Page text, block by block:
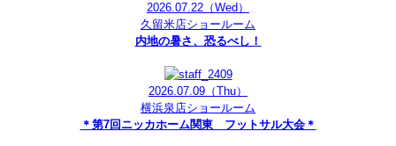
2026.07.22 （Wed）
久留米店ショールーム
内地の暑さ、恐るべし！
2026.07.09 （Thu）
横浜泉店ショールーム
＊第7回ニッカホーム関東 フットサル大会＊